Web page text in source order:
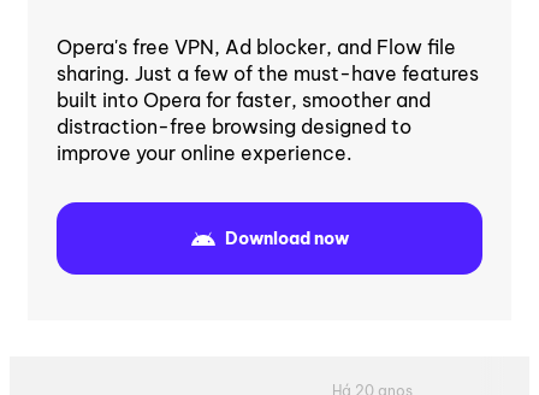
Opera's free VPN, Ad blocker, and Flow file
sharing. Just a few of the must-have features
built into Opera for faster, smoother and
distraction-free browsing designed to
improve your online experience.
Download now
Há 20 anos